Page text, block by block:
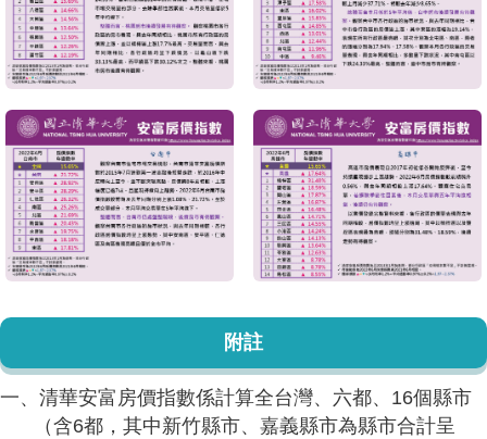
附註
一、清華安富房價指數係計算全台灣、六都、16個縣市
（含6都，其中新竹縣市、嘉義縣市為縣市合計呈